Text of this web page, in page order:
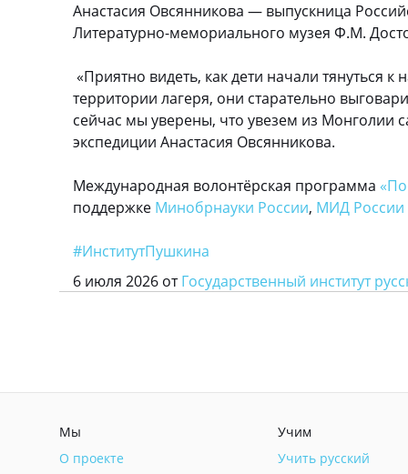
Анастасия Овсянникова — выпускница
Литературно-мемориального музея Ф.М.
«Приятно видеть, как дети начали тянуться
территории лагеря, они старательно
сейчас мы уверены, что увезем из Монголии
экспедиции Анастасия Овсянникова.
Международная волонтёрская программа
поддержке Минобрнауки России, МИД России
#ИнститутПушкина
6 июля 2026 отГосударственный институт
Мы
О проекте
Учим
Учить русский